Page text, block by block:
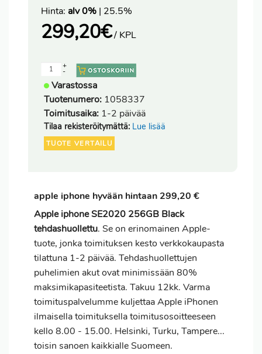
Hinta: alv 0% | 25.5%
299,20€/ KPL
-
+
Varastossa
Tuotenumero: 1058337
Toimitusaika: 1-2 päivää
Tilaa rekisteröitymättä: Lue lisää
TUOTE VERTAILU
apple iphone hyvään hintaan 299,20 €
Apple iphone SE2020 256GB Black
tehdashuollettu. Se on erinomainen Apple-
tuote, jonka toimituksen kesto verkkokaupasta
tilattuna 1-2 päivää. Tehdashuollettujen
puhelimien akut ovat minimissään 80%
maksimikapasiteetista. Takuu 12kk. Varma
toimituspalvelumme kuljettaa Apple iPhonen
ilmaisella toimituksella toimitusosoitteeseen
kello 8.00 - 15.00. Helsinki, Turku, Tampere...
toisin sanoen kaikkialle Suomeen.